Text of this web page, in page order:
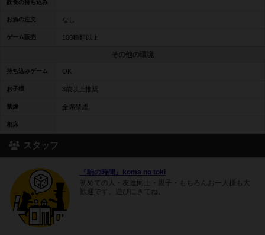
飲食の持ち込み
お酒の注文 なし
ゲーム販売 100種類以上
その他の環境
持ち込みゲーム OK
お子様 3歳以上推奨
禁煙 全席禁煙
相席
スタッフ
『駒の時間』koma no toki
初めての人・友達同士・親子・もちろんお一人様も大
歓迎です。遊びにきてね。